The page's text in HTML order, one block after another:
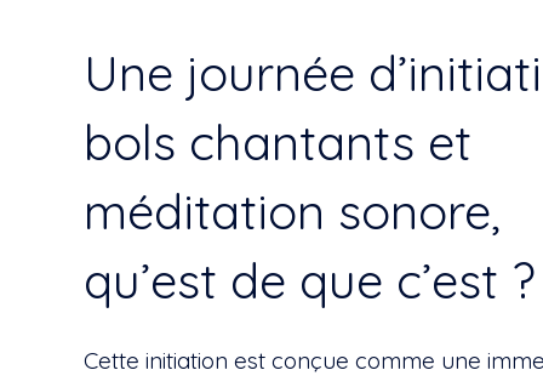
Une journée
bols chantants et
méditation sonore,
qu’est de que c’est ?
Cette initiation est conçue comme une